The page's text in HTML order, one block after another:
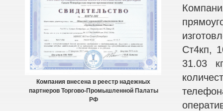
Компания внесена в реестр надежных
партнеров Торгово-Промышленной Палаты
РФ
Ст4кп,
31.03